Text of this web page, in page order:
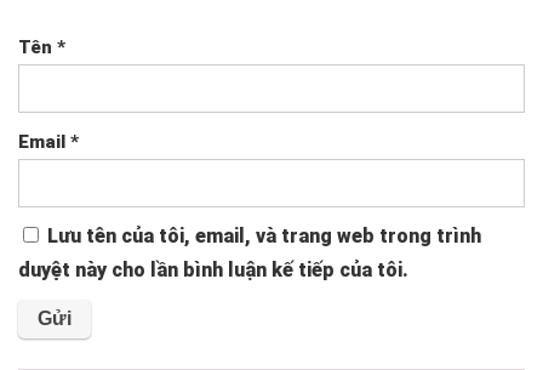
Tên *
Email *
Lưu tên của tôi, email, và trang web trong trình
duyệt này cho lần bình luận kế tiếp của tôi.